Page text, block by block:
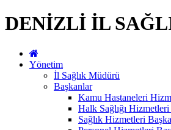
DENİZLİ İL
Yönetim
İl Sağlık Müdürü
Başkanlar
Kamu Hastaneleri
Halk Sağlığı Hizmetleri
Sağlık Hizmetleri